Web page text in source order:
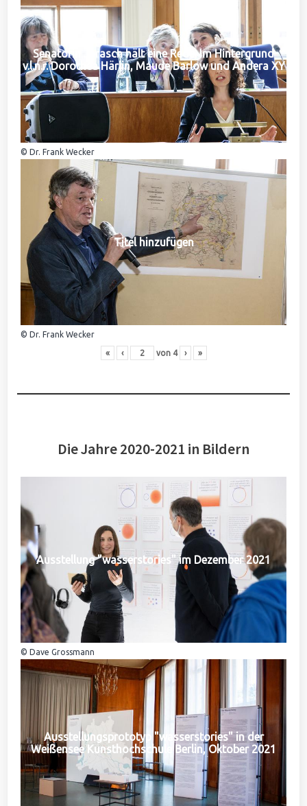
Senatorin Jarasch hält eine Rede. Im Hintergrund
v.l.n.r. Dorothea Härlin, Maude Barlow und Andera XY
© Dr. Frank Wecker
Titel hinzufügen
© Dr. Frank Wecker
« ‹ von 4 › »
Die Jahre 2020-2021 in Bildern
Ausstellung "wasserstories" im Dezember 2021
© Dave Grossmann
Ausstellungsprototyp "wasserstories" in der
Weißensee Kunsthochschule Berlin, Oktober 2021